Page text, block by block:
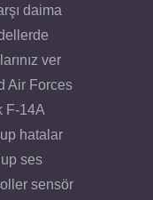
daima
ver
Air Forces
F-14A
hatalar
ses
sensör